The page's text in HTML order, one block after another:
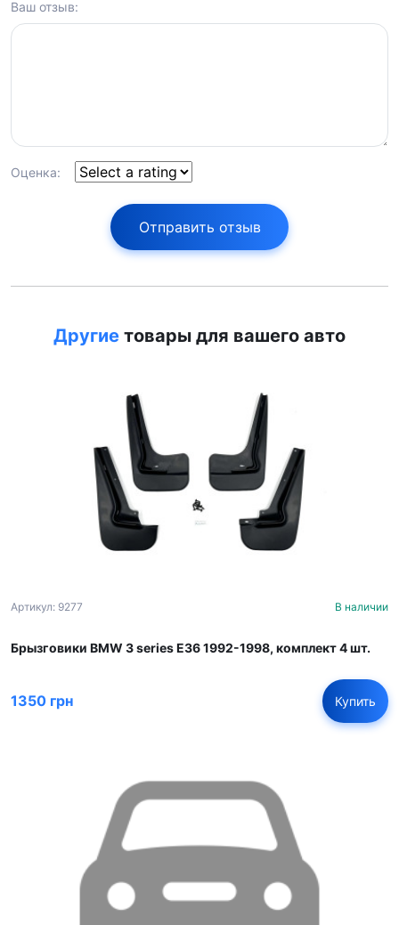
Ваш отзыв:
Оценка:
Отправить отзыв
Другие товары для вашего авто
Артикул: 9277 В наличии
Брызговики BMW 3 series E36 1992-1998, комплект 4 шт.
1350 грн Купить